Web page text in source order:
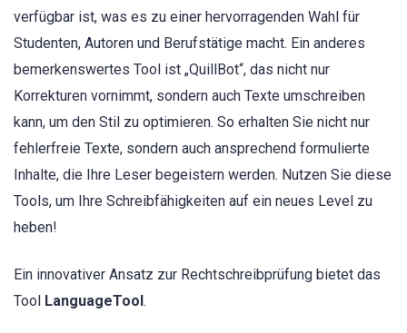
verfügbar ist, was es zu einer hervorragenden Wahl für
Studenten, Autoren und Berufstätige macht. Ein anderes
bemerkenswertes Tool ist „QuillBot“, das nicht nur
Korrekturen vornimmt, sondern auch Texte umschreiben
kann, um den Stil zu optimieren. So erhalten Sie nicht nur
fehlerfreie Texte, sondern auch ansprechend formulierte
Inhalte, die Ihre Leser begeistern werden. Nutzen Sie diese
Tools, um Ihre Schreibfähigkeiten auf ein neues Level zu
heben!
Ein innovativer Ansatz zur Rechtschreibprüfung bietet das
Tool LanguageTool.